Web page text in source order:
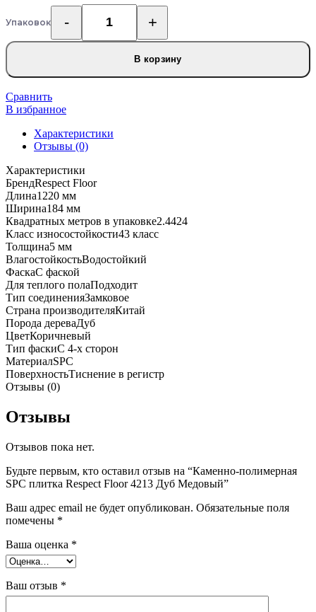
УпаковокКоличество
товара
SPC
плитка
Respect
4213
Дуб
В корзину
Сравнить
В избранное
Характеристики
Отзывы (0)
Характеристики
БрендRespect Floor
Длина1220 мм
Ширина184 мм
Квадратных метров в упаковке2.4424
Класс износостойкости43 класс
Толщина5 мм
ВлагостойкостьВодостойкий
ФаскаС фаской
Для теплого полаПодходит
Тип соединенияЗамковое
Страна производителяКитай
Порода дереваДуб
ЦветКоричневый
Тип фаскиС 4-х сторон
МатериалSPC
ПоверхностьТиснение в регистр
Отзывы (0)
Отзывы
Отзывов пока нет.
Будьте первым, кто оставил отзыв на “Каменно-полимерная
SPC плитка Respect Floor 4213 Дуб Медовый”
Ваш адрес email не будет опубликован. Обязательные поля
помечены *
Ваша оценка *
Ваш отзыв *